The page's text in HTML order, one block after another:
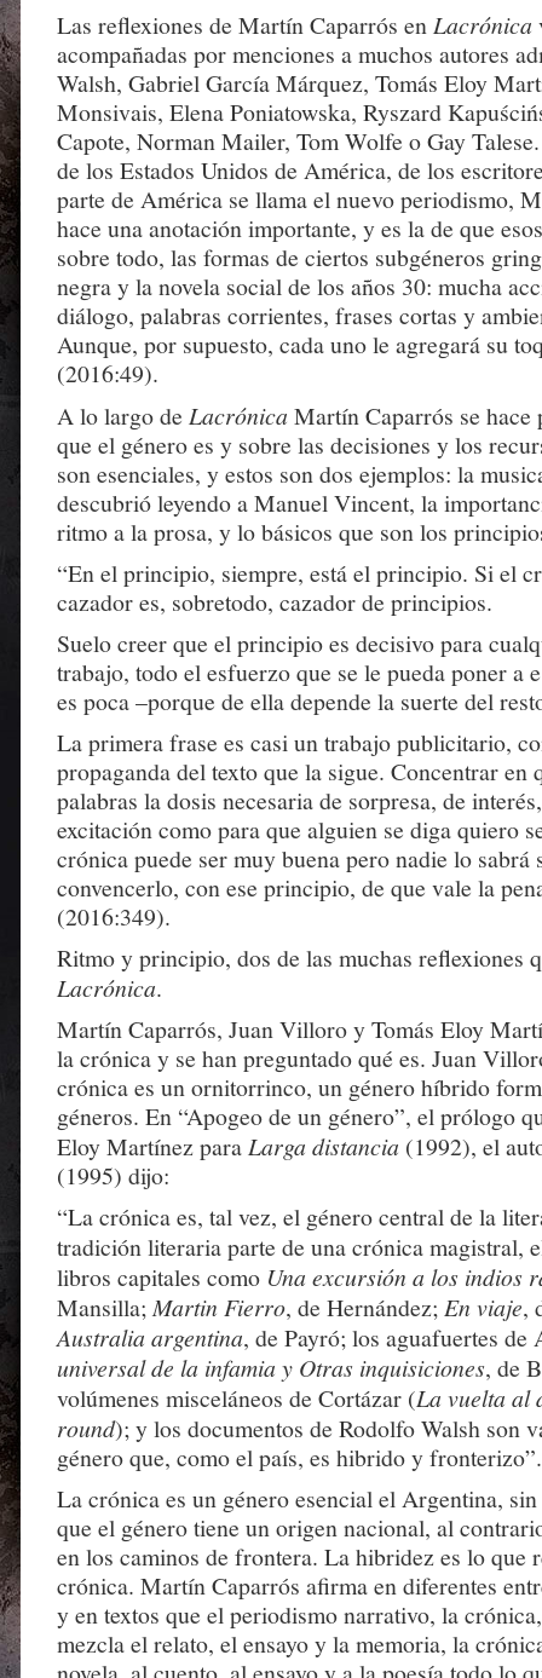
Las reflexiones de Martín Caparrós en Lacrónica
acompañadas por menciones a muchos autores
Walsh, Gabriel García Márquez, Tomás Eloy
Monsivais, Elena Poniatowska, Ryszard
Capote, Norman Mailer, Tom Wolfe o Gay
de los Estados Unidos de América, de los
parte de América se llama el nuevo periodismo,
hace una anotación importante, y es la de que
sobre todo, las formas de ciertos subgéneros
negra y la novela social de los años 30: mucha
diálogo, palabras corrientes, frases cortas y
Aunque, por supuesto, cada uno le agregará su
(2016:49).
A lo largo de Lacrónica Martín Caparrós se hace
que el género es y sobre las decisiones y los
son esenciales, y estos son dos ejemplos: la
descubrió leyendo a Manuel Vincent, la
ritmo a la prosa, y lo básicos que son los
“En el principio, siempre, está el principio. Si el
cazador es, sobretodo, cazador de principios.
Suelo creer que el principio es decisivo para
trabajo, todo el esfuerzo que se le pueda poner a
es poca –porque de ella depende la suerte del
La primera frase es casi un trabajo publicitario,
propaganda del texto que la sigue. Concentrar en
palabras la dosis necesaria de sorpresa, de
excitación como para que alguien se diga quiero
crónica puede ser muy buena pero nadie lo sabrá
convencerlo, con ese principio, de que vale la
(2016:349).
Ritmo y principio, dos de las muchas reflexiones
Lacrónica.
Martín Caparrós, Juan Villoro y Tomás Eloy
la crónica y se han preguntado qué es. Juan
crónica es un ornitorrinco, un género híbrido
géneros. En “Apogeo de un género”, el prólogo
Eloy Martínez para Larga distancia (1992), el
(1995) dijo:
“La crónica es, tal vez, el género central de la
tradición literaria parte de una crónica magistral,
libros capitales como Una excursión a los indios
Mansilla;Martin Fierro, de Hernández; En viaje,
Australia argentina, de Payró; los aguafuertes
universal de la infamia y Otras inquisiciones, de
volúmenes misceláneos de Cortázar (La vuelta
round); y los documentos de Rodolfo Walsh son
género que, como el país, es hibrido y fronterizo”.
La crónica es un género esencial el Argentina,
que el género tiene un origen nacional, al
en los caminos de frontera. La hibridez es lo que
crónica. Martín Caparrós afirma en diferentes
y en textos que el periodismo narrativo, la
mezcla el relato, el ensayo y la memoria, la